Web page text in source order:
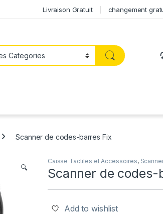
Livraison Gratuit changement
Scanner de codes-barres Fix
🔍
Caisse Tactiles et Accessoires,
Scanner de codes-
Add to wishlist